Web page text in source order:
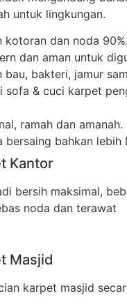
untuk lingkungan.
kotoran dan noda 90%.
dan aman untuk
bau, bakteri, jamur
sofa & cuci karpet
ramah dan amanah.
bersaing bahkan lebih
Kantor
bersih maksimal,
noda dan terawat
Masjid
karpet masjid